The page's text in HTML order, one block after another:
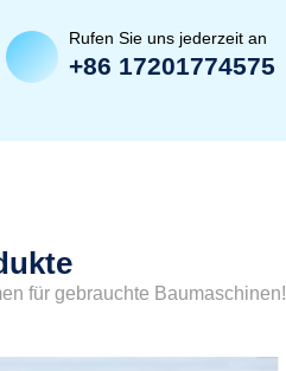
Rufen Sie uns jederzeit an
+86 17201774575
für gebrauchte Baumaschinen!